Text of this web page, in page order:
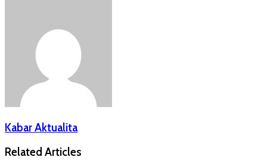
Kabar Aktualita
Related Articles